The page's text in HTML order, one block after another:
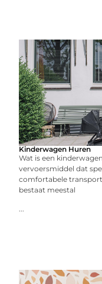
Kinderwagen Huren
Wat is een
vervoersmiddel dat
comfortabele transport
bestaat meestal
...